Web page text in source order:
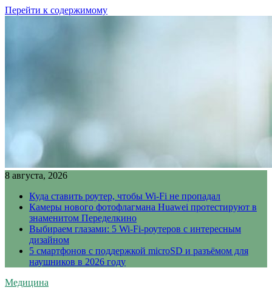
Перейти к содержимому
8 августа, 2026
Куда ставить роутер, чтобы Wi-Fi не пропадал
Камеры нового фотофлагмана Huawei протестируют в
знаменитом Переделкино
Выбираем глазами: 5 Wi-Fi-роутеров с интересным
дизайном
5 смартфонов с поддержкой microSD и разъёмом для
наушников в 2026 году
Медицина